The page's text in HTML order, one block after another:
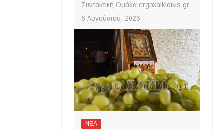
Συντακτική Ομάδα ergoxalkidikis.gr
6 Αυγούστου, 2026
ΝΕΑ